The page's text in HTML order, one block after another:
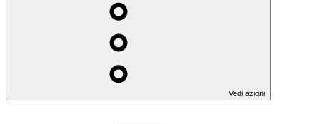
Vedi azioni